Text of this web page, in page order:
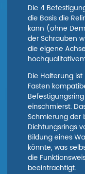
Die 4
die Basis die
kann (ohne
der Schrauben
die eigene
Die Halterung
Fasten
einschmierst.
Schmierung der
Dichtungsrings
Bildung eines
könnte, was
die
beeinträchtigt.